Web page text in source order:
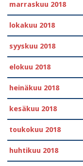
marraskuu 2018
lokakuu 2018
syyskuu 2018
elokuu 2018
heinäkuu 2018
kesäkuu 2018
toukokuu 2018
huhtikuu 2018